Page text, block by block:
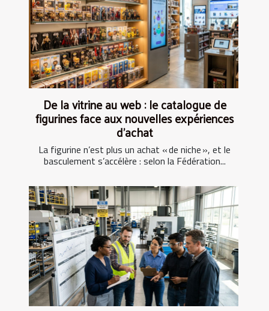
De la vitrine au web : le catalogue de
figurines face aux nouvelles expériences
d’achat
La figurine n’est plus un achat « de niche », et le
basculement s’accélère : selon la Fédération...